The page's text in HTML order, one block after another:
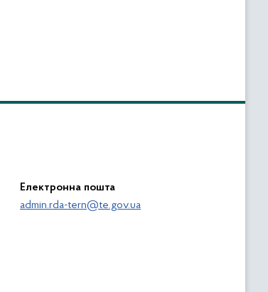
Електронна пошта
admin.rda-tern@te.gov.ua